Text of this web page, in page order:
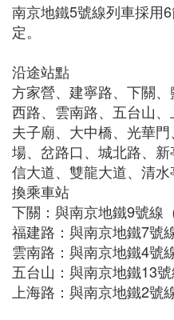
南京地鐵5號線列車採用
定。
沿途站點
方家營、建寧路、下關
西路、雲南路、五台山、
夫子廟、大中橋、光華
場、岔路口、城北路、
信大道、雙龍大道、清水
換乘車站
下關：與南京地鐵9號線
福建路：與南京地鐵7號
雲南路：與南京地鐵4號
五台山：與南京地鐵13
上海路：與南京地鐵2號